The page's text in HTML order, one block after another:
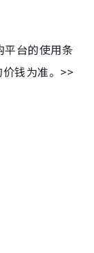
平台的使用条
钱为准。>>